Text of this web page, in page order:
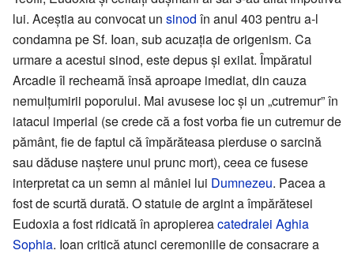
lui. Aceștia au convocat un sinod în anul 403 pentru a-l
condamna pe Sf. Ioan, sub acuzația de origenism. Ca
urmare a acestui sinod, este depus și exilat. Împăratul
Arcadie îl recheamă însă aproape imediat, din cauza
nemulțumirii poporului. Mai avusese loc și un „cutremur” în
iatacul imperial (se crede că a fost vorba fie un cutremur de
pământ, fie de faptul că împărăteasa pierduse o sarcină
sau dăduse naștere unui prunc mort), ceea ce fusese
interpretat ca un semn al mâniei lui Dumnezeu. Pacea a
fost de scurtă durată. O statuie de argint a împărătesei
Eudoxia a fost ridicată în apropiereacatedralei Aghia
Sophia. Ioan critică atunci ceremoniile de consacrare a